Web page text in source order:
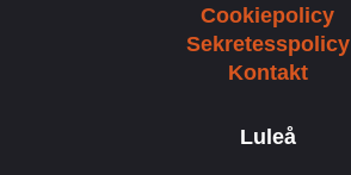
Cookiepolicy
Sekretesspolicy
Kontakt
Luleå